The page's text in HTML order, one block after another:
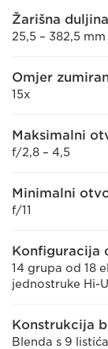
Žarišna
25,5 – 382,5 mm
Omjer
15x
Maksimalni
f/2,8 – 4,5
Minimalni
f/11
Konfiguracija
14 grupa od 18
jednostruke Hi-
Konstrukcija
Blenda s 9 listića